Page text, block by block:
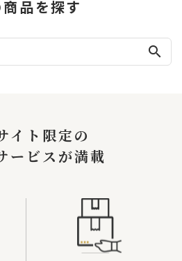
品を探す
search
イト限定の
ービスが満載